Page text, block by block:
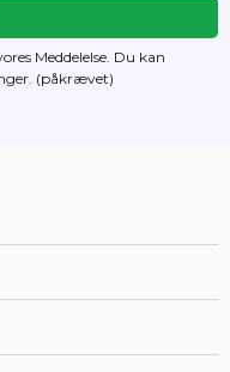
Meddelelse. Du kan
(påkrævet)